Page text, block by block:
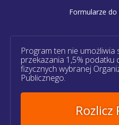
Formularze do
Program ten nie
przekazania 1,5%
fizycznych wybranej
Publicznego.
Rozlicz